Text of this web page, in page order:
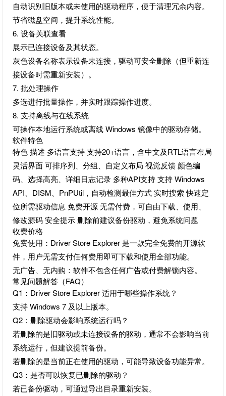
自动识别旧版本或未使用的驱动程序，便于清理冗余内容。
节省磁盘空间，提升系统性能。
6. 设备关联查看
展示已连接设备及其状态。
灰色设备名称表示设备未连接，驱动可安全删除（但重新连
接设备时需重新安装）。
7. 批处理操作
多选进行批量操作，并实时跟踪操作进度。
8. 支持离线与在线系统
可操作本地运行系统或离线 Windows 镜像中的驱动存储。
软件特色
特色 描述 多语言支持 支持20+语言，含中文及RTL语言布局
灵活界面 可排序列、分组、自定义布局 视觉反馈 颜色编
码、选择高亮、详细日志记录 多种API支持 支持 Windows
API、DISM、PnPUtil，自动检测最佳方式 实时搜索 快速定
位所需驱动信息 免费开源 无需付费，可自由下载、使用、
修改源码 安全提示 删除前建议备份驱动，避免系统问题
收费价格
免费使用：Driver Store Explorer 是一款完全免费的开源软
件，用户无需支付任何费用即可下载和使用全部功能。
无广告、无内购：软件不包含任何广告或付费解锁内容。
常见问题解答（FAQ）
Q1：Driver Store Explorer 适用于哪些操作系统？
支持 Windows 7 及以上版本。
Q2：删除驱动会影响系统运行吗？
若删除的是旧驱动或未连接设备的驱动，通常不会影响当前
系统运行，但建议提前备份。
若删除的是当前正在使用的驱动，可能导致设备功能异常。
Q3：是否可以恢复已删除的驱动？
若已备份驱动，可通过导出目录重新安装。